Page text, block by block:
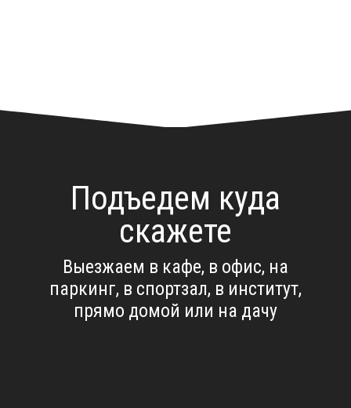
Подъедем куда
скажете
Выезжаем в кафе, в офис, на
паркинг, в спортзал, в институт,
прямо домой или на дачу